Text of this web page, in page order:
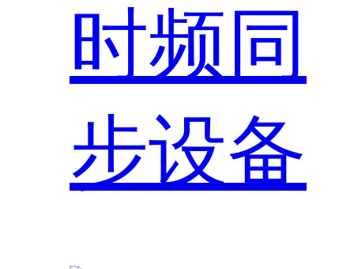
时频同
步设备